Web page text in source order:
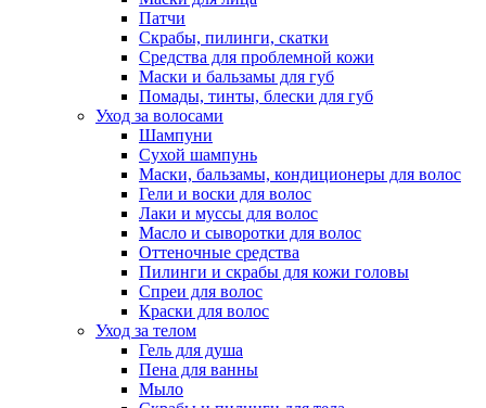
Патчи
Скрабы, пилинги, скатки
Средства для проблемной кожи
Маски и бальзамы для губ
Помады, тинты, блески для губ
Уход за волосами
Шампуни
Сухой шампунь
Маски, бальзамы, кондиционеры для волос
Гели и воски для волос
Лаки и муссы для волос
Масло и сыворотки для волос
Оттеночные средства
Пилинги и скрабы для кожи головы
Спреи для волос
Краски для волос
Уход за телом
Гель для душа
Пена для ванны
Мыло